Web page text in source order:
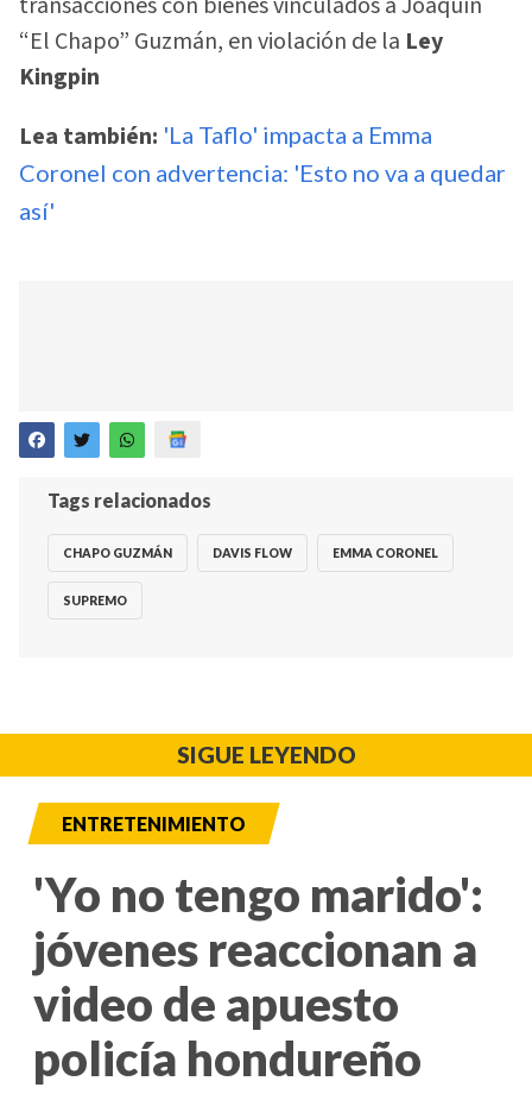
“El Chapo” Guzmán, en violación de la Ley
Kingpin
Lea también: 'La Taflo' impacta a Emma
Coronel con advertencia: 'Esto no va a quedar
así'
Tags relacionados
CHAPO GUZMÁN DAVIS FLOW EMMA CORONEL
SUPREMO
SIGUE LEYENDO
ENTRETENIMIENTO
'Yo no tengo marido':
jóvenes reaccionan a
video de apuesto
policía hondureño